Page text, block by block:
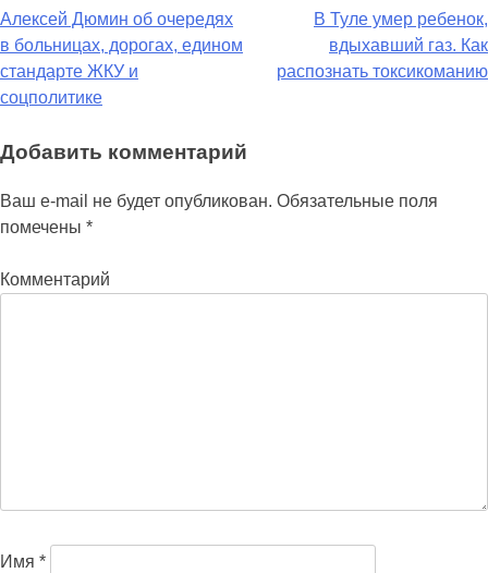
Навигация
по
записям
Алексей Дюмин об очередях
в больницах, дорогах, едином
стандарте ЖКУ и
соцполитике
В Туле умер ребенок,
вдыхавший газ. Как
распознать токсикоманию
Добавить комментарий
Ваш e-mail не будет опубликован. Обязательные поля
помечены *
Комментарий
Имя *